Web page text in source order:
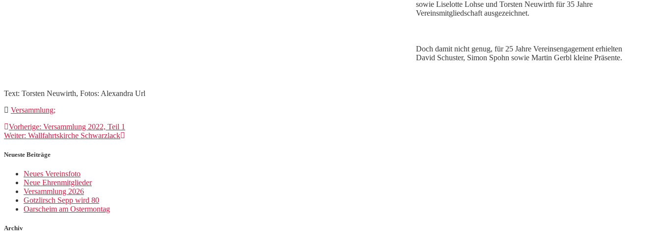
sowie Liselotte Lohse und Torsten Neuwirth für 35 Jahre
Vereinsmitgliedschaft ausgezeichnet.
Doch damit nicht genug, für 25 Jahre Vereinsengagement erhielten
David Schuster, Simon Spohn sowie Martin Gerbl kleine Präsente.
Text: Torsten Neuwirth, Fotos: Alexandra Url
Versammlung;
Beitragsnavigation
Vorherige: Vorheriger
Beitrag:
Versammlung 2022, Teil 1
Weiter: Nächster
Wallfahrtskirche Schwarzlack
Neueste Beiträge
Neues Vereinsfoto
Neue Ehrenmitglieder
Versammlung 2026
Gotzlirsch Sepp wird 80
Oarscheim am Ostermontag
Archiv